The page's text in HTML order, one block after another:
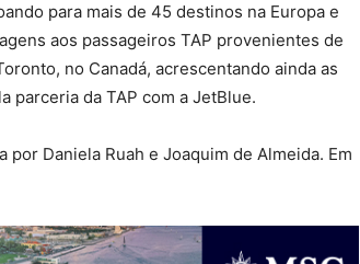
para mais de 45 destinos na Europa e
aos passageiros TAP provenientes de
no Canadá, acrescentando ainda as
parceria da TAP com a JetBlue.
Daniela Ruah e Joaquim de Almeida. Em